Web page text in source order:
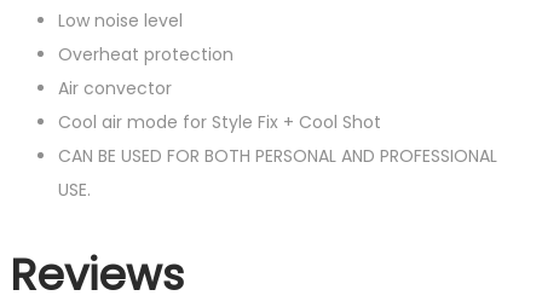
Low noise level
Overheat protection
Air convector
Cool air mode for Style Fix + Cool Shot
CAN BE USED FOR BOTH PERSONAL AND PROFESSIONAL
USE.
Reviews